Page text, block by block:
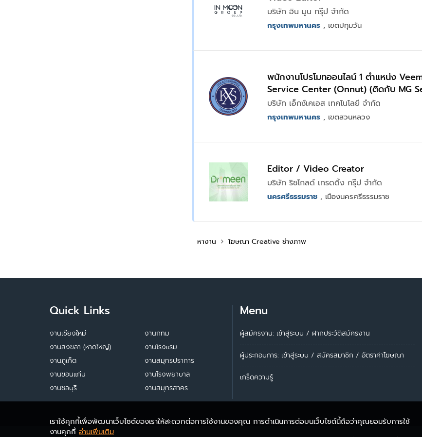
บริษัท อิน มูน กรุ๊ป จำกัด
กรุงเทพมหานคร, เขตปทุมวัน
พนักงานโปรโมทออนไลน์ 1 ตำแหน่ง
Service Center (Onnut) (ติดกับ MG
Center)
บริษัท เอ็กซ์เคเอส เทคโนโลยี จำกัด
กรุงเทพมหานคร, เขตสวนหลวง
Editor / Video Creator
บริษัท ริชโกลด์ เทรดดิ้ง กรุ๊ป จำกัด
นครศรีธรรมราช, เมืองนครศรีธรรมราช
หางาน โฆษณา Creative ช่างภาพ
Quick Links
งานเชียงใหม่
งานสงขลา (หาดใหญ่)
งานภูเก็ต
งานขอนแก่น
งานชลบุรี
งานกทม
งานโรงแรม
งานสมุทรปราการ
งานโรงพยาบาล
งานสมุทรสาคร
Menu
ผู้สมัครงาน: เข้าสู่ระบบ / ฝากประวัติสมัครงาน
ผู้ประกอบการ: เข้าสู่ระบบ / สมัครสมาชิก / อัตราค่าโฆษณา
เกร็ดความรู้
เราใช้คุกกี้เพื่อพัฒนาเว็บไซต์ของเราให้สะดวกต่อการใช้งานของคุณ การดำเนินการต่อบนเว็บไซต์นี้ถือว่าคุณยอมรับการใช้
งานคุกกี้ อ่านเพิ่มเติม